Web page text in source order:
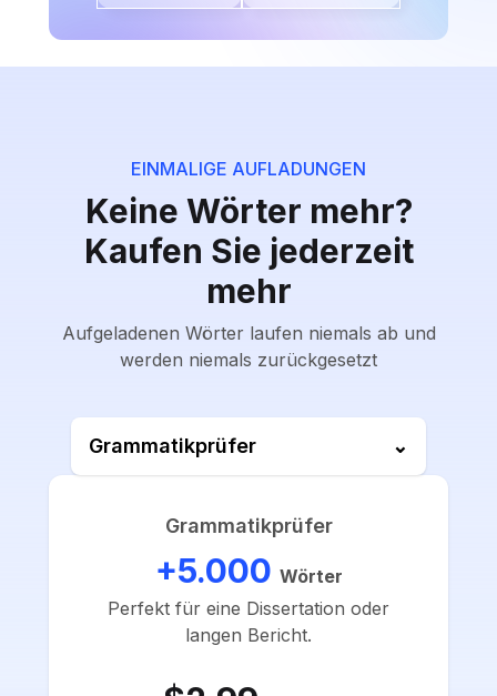
EINMALIGE AUFLADUNGEN
Keine Wörter mehr?
Kaufen Sie jederzeit
mehr
Aufgeladenen Wörter laufen niemals ab und
werden niemals zurückgesetzt
Grammatikprüfer ⌄
Grammatikprüfer
+5.000 Wörter
Perfekt für eine Dissertation oder
langen Bericht.